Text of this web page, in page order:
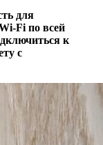
для
Fi по всей
к
с